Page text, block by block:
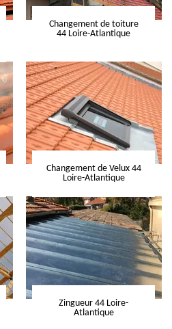
Changement de toiture
44 Loire-Atlantique
Changement de Velux 44
Loire-Atlantique
Zingueur 44 Loire-
Atlantique